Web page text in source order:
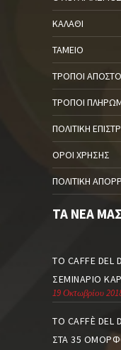
ΚΑΛΆΘΙ
ΤΑΜΕΊΟ
ΤΡΌΠΟΙ
ΤΡΌΠΟΙ
ΠΟΛΙΤΙΚΉ
ΌΡΟΙ ΧΡΉΣΗΣ
ΠΟΛΙΤΙΚΉ
ΤΑ ΝΈΑ ΜΑΣ
ΤΟ CAFFE
ΣΕΜΙΝΆΡΙΟ
19 Οκτωβρίου
ΤΟ CAFFÈ DEL
ΣΤΑ 35